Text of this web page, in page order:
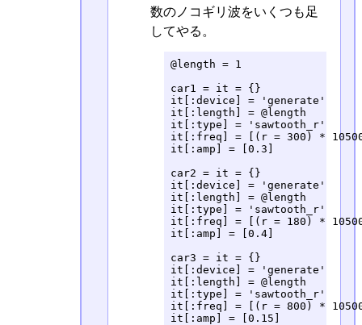
数のノコギリ波をいくつも足
してやる。
@length = 1
car1 = it = {}
it[:device] = 'generate'
it[:length] = @length
it[:type] = 'sawtooth_r'
it[:freq] = [(r = 300) *
it[:amp] = [0.3]
car2 = it = {}
it[:device] = 'generate'
it[:length] = @length
it[:type] = 'sawtooth_r'
it[:freq] = [(r = 180) *
it[:amp] = [0.4]
car3 = it = {}
it[:device] = 'generate'
it[:length] = @length
it[:type] = 'sawtooth_r'
it[:freq] = [(r = 800) *
it[:amp] = [0.15]